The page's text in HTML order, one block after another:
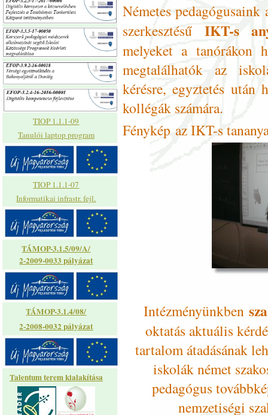
TIOP 1.1.1-09
Tanulói laptop program
TIOP 1.1.1-07
Informatikai infrastr. fejl.
TÁMOP-3.1.5/09/A/
2-2009-0033 pályázat
TÁMOP-3.1.4/08/
2-2008-0032 pályázat
Talentum terem kialakítása
Németes
szerkesztésű IKT-s
melyeket a tanórákon
megtalálhatók az
kérésre, egyztetés után
kollégák számára.
Fénykép az IKT-s
Intézményünkbens
oktatás aktuális
tartalom átadásának
iskolák német
pedagógus
nemzetiségi